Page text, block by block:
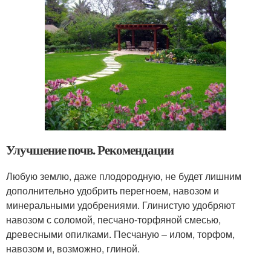
Улучшение почв. Рекомендации
Любую землю, даже плодородную, не будет лишним
дополнительно удобрить перегноем, навозом и
минеральными удобрениями. Глинистую удобряют
навозом с соломой, песчано-торфяной смесью,
древесными опилками. Песчаную – илом, торфом,
навозом и, возможно, глиной.